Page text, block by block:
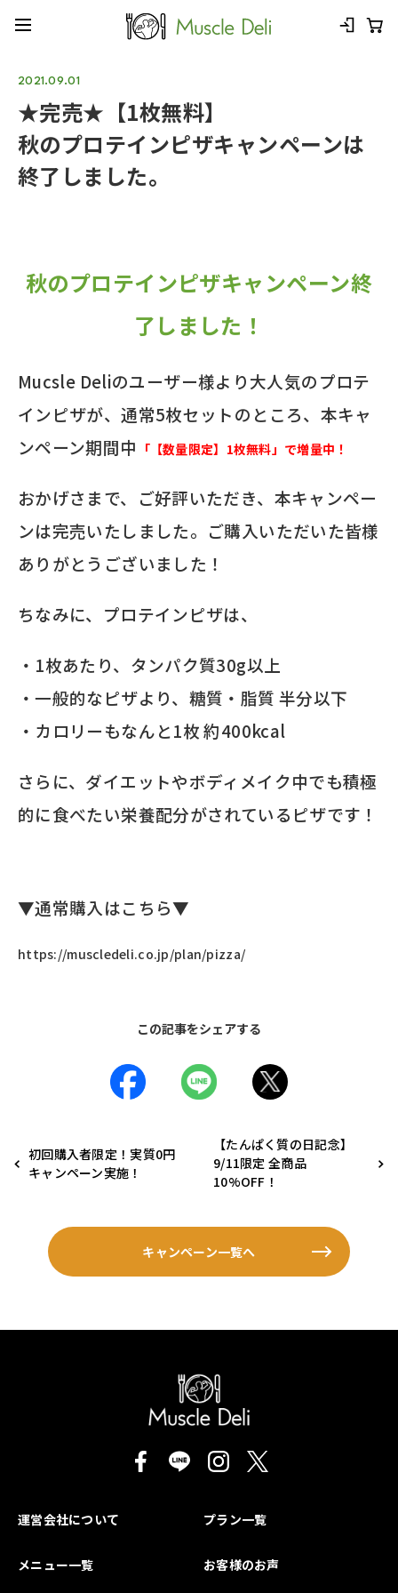
2021.09.01
★完売★【1枚無料】
秋のプロテインピザキャンペーンは
終了しました。
秋のプロテインピザキャンペーン終
了しました！
Mucsle Deliのユーザー様より大人気のプロテ
インピザが、通常5枚セットのところ、本キャ
ンペーン期間中 「【数量限定】1枚無料」で増量中！
おかげさまで、ご好評いただき、本キャンペー
ンは完売いたしました。ご購入いただいた皆様
ありがとうございました！
ちなみに、プロテインピザは、
・1枚あたり、タンパク質30g以上
・一般的なピザより、糖質・脂質 半分以下
・カロリーもなんと1枚 約400kcal
さらに、ダイエットやボディメイク中でも積極
的に食べたい栄養配分がされているピザです！
▼通常購入はこちら▼
https://muscledeli.co.jp/plan/pizza/
この記事をシェアする
初回購入者限定！実質0円
キャンペーン実施！
【たんぱく質の日記念】
9/11限定 全商品
10%OFF！
キャンペーン一覧へ
運営会社について プラン一覧
メニュー一覧 お客様のお声